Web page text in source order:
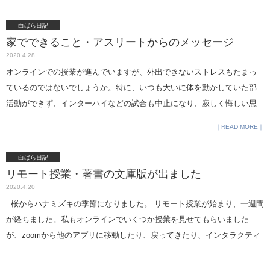
す。 申し込みは、こちらより。 授業は通常の時間割通り行っています
休校措置がどこまで伸びるのか予想がつかず、上級生同様、インタラク
式やリモート授業開始から3週目にして品女の特徴の1つである特別講座
ないという想いに賛同していただいた、静岡大学情報学部の板口典弘先
生をお招きし、zoomウェビナーというサービスを使い、品女初のオンラ
イン講座です。 対象は2年生でしたが、閲覧や簡単なQ&Aという形で1年
生にも参加してもらいました。 総数で200名以上の参加！ いまだに登校
ができていない1年生にとって、品女や先輩の雰囲気を知る良い機会にな
ったことと思います。 題して「心理学ってなにそれ？」。 巷に口語的に
白ばら日記
家でできること・アスリートからのメッセージ
2020.4.28
オンラインでの授業が進んでいますが、外出できないストレスもたまっ
ているのではないでしょうか。特に、いつも大いに体を動かしていた部
活動ができず、インターハイなどの試合も中止になり、寂しく悔しい思
ちと同じくらいの行動半径になっています。それでも、季節の移り変わ
ら、 気の早い藤を見つけました。 自宅の桜はすでに実を結んでいま
READ MORE
白ばら日記
リモート授業・著書の文庫版が出ました
2020.4.20
桜からハナミズキの季節になりました。 リモート授業が始まり、一週間
が経ちました。私もオンラインでいくつか授業を見せてもらいました
が、zoomから他のアプリに移動したり、戻ってきたり、インタラクティ